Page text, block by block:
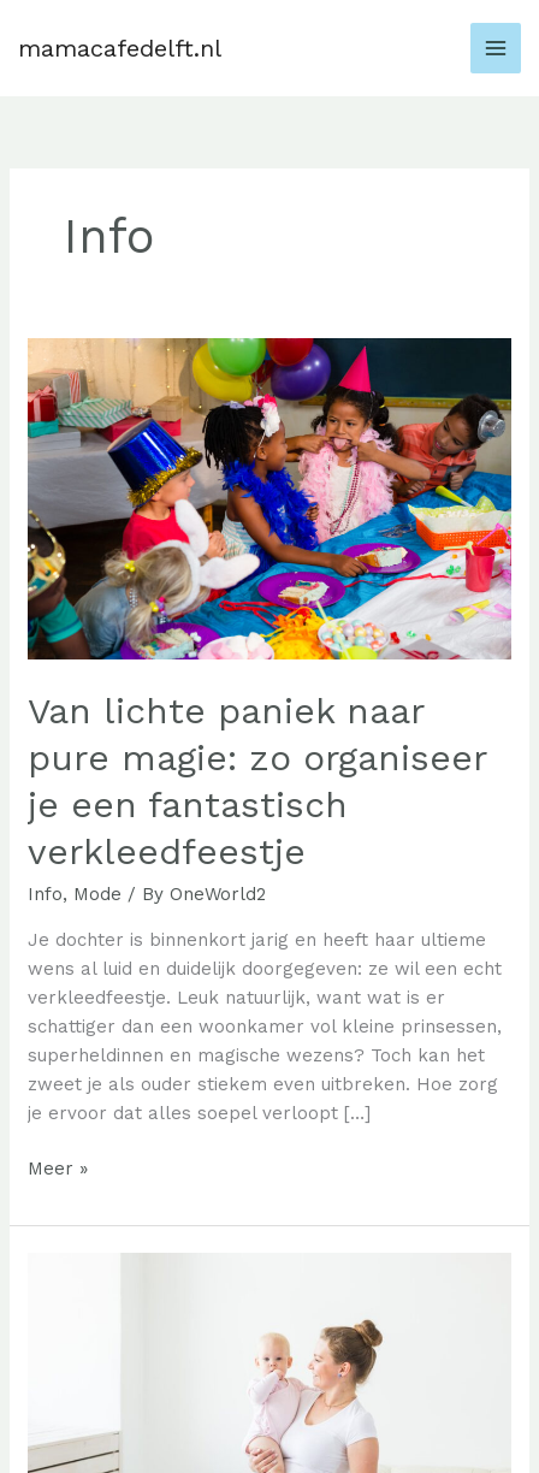
mamacafedelft.nl
Info
Van lichte paniek naar
pure magie: zo organiseer
je een fantastisch
verkleedfeestje
Info, Mode / ByOneWorld2
Je dochter is binnenkort jarig en heeft haar ultieme
wens al luid en duidelijk doorgegeven: ze wil een echt
verkleedfeestje. Leuk natuurlijk, want wat is er
schattiger dan een woonkamer vol kleine prinsessen,
superheldinnen en magische wezens? Toch kan het
zweet je als ouder stiekem even uitbreken. Hoe zorg
je ervoor dat alles soepel verloopt […]
Van
paniek
fantastisch
Meer »